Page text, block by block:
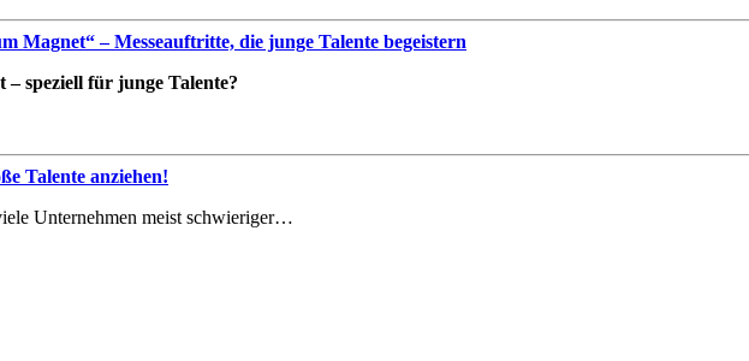
Magnet“ – Messeauftritte, die junge Talente begeistern
– speziell für junge Talente?
Talente anziehen!
Unternehmen meist schwieriger…